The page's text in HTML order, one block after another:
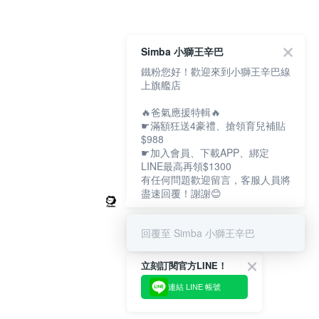
立刻訂閱官方LINE！
連結 LINE 帳號
Simba 小獅王辛巴
鐵粉您好！歡迎來到小獅王辛巴線
上旗艦店
🔥爸氣應援特輯🔥
☛滿額狂送4豪禮、搶領育兒補貼
$988
☛加入會員、下載APP、綁定
LINE最高再領$1300
有任何問題歡迎留言，客服人員將
盡速回覆！謝謝😊
回覆至 Simba 小獅王辛巴